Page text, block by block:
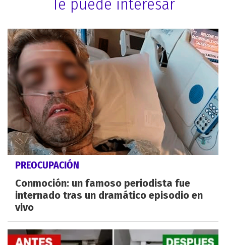
PREOCUPACIÓN
Conmoción: un famoso periodista fue
internado tras un dramático episodio en
vivo